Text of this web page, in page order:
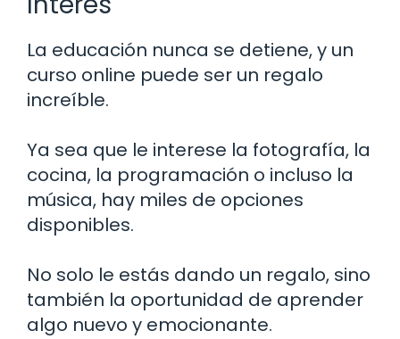
La educación nunca se detiene, y un
curso online puede ser un regalo
increíble.
Ya sea que le interese la fotografía, la
cocina, la programación o incluso la
música, hay miles de opciones
disponibles.
No solo le estás dando un regalo, sino
también la oportunidad de aprender
algo nuevo y emocionante.